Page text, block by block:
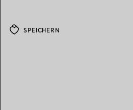
SPEICHERN